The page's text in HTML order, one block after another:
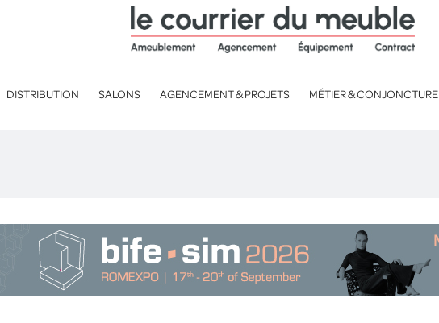
DISTRIBUTION SALONS AGENCEMENT & PROJETS MÉTIER & CONJONCTURE